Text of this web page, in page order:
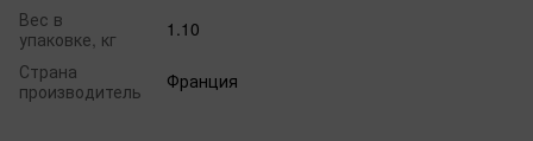
Вес в
упаковке, кг
1.10
Страна
производитель
Франция